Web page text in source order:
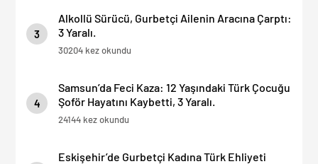
3
Alkollü Sürücü, Gurbetçi Ailenin Aracına Çarptı:
3 Yaralı.
30204 kez okundu
4
Samsun’da Feci Kaza: 12 Yaşındaki Türk Çocuğu
Şoför Hayatını Kaybetti, 3 Yaralı.
24144 kez okundu
Eskişehir’de Gurbetçi Kadına Türk Ehliyeti